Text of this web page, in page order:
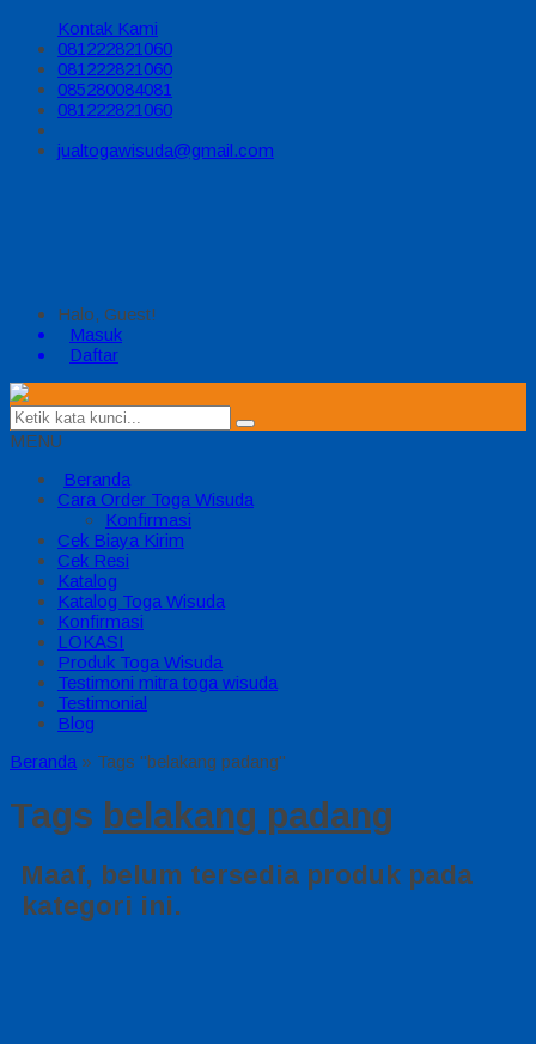
Kontak Kami
081222821060
081222821060
085280084081
081222821060
jualtogawisuda@gmail.com
Halo, Guest!
Masuk
Daftar
MENU
Beranda
Cara Order Toga Wisuda
Konfirmasi
Cek Biaya Kirim
Cek Resi
Katalog
Katalog Toga Wisuda
Konfirmasi
LOKASI
Produk Toga Wisuda
Testimoni mitra toga wisuda
Testimonial
Blog
Beranda » Tags "belakang padang"
Tags belakang padang
Maaf, belum tersedia produk pada
kategori ini.